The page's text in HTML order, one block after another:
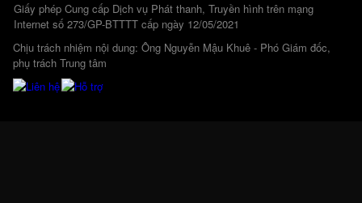
Giấy phép Cung cấp Dịch vụ Phát thanh, Truyền hình trên mạng
Internet số 273/GP-BTTTT cấp ngày 12/05/2021
Chịu trách nhiệm nội dung: Ông Nguyễn Mậu Khuê - Phó Giám đốc,
phụ trách Trung tâm